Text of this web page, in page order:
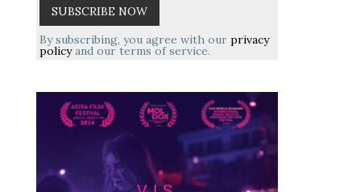
By subscribing, you agree with our privacy
policyand our terms of service.